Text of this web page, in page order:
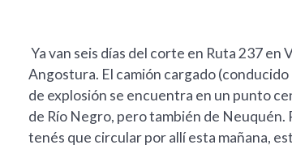
Ya van seis días del corte en Ruta 237 en
Angostura. El camión cargado
de explosión se encuentra en un punto
de Río Negro, pero también de Neuquén.
tenés que circular por allí esta mañana,